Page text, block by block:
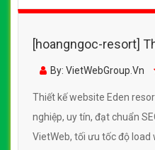
[hoangngoc-resort]
resort đẹp, chuyên
By: VietWebGroup.Vn
Thiết kế website Eden
nghiệp, uy tín, đạt chuẩn
VietWeb, tối ưu tốc độ